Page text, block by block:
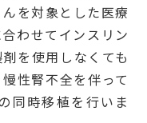
を対象とした医療
わせてインスリン
を使用しなくても
性腎不全を伴って
同時移植を行いま